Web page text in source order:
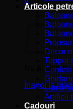
Coș
Nu ai niciun
Înapoi la
Articole
Decor
Topper
Confetti
Artificii
Cadouri